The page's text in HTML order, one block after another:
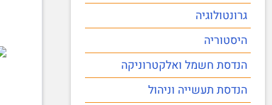
גרונטולוגיה
היסטוריה
הנדסת חשמל ואלקטרוניקה
הנדסת תעשייה וניהול